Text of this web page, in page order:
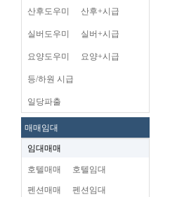
산후도우미 산후+시급
실버도우미 실버+시급
요양도우미 요양+시급
등/하원 시급
일당파출
매매임대
임대매매
호텔매매 호텔임대
펜션매매 펜션임대